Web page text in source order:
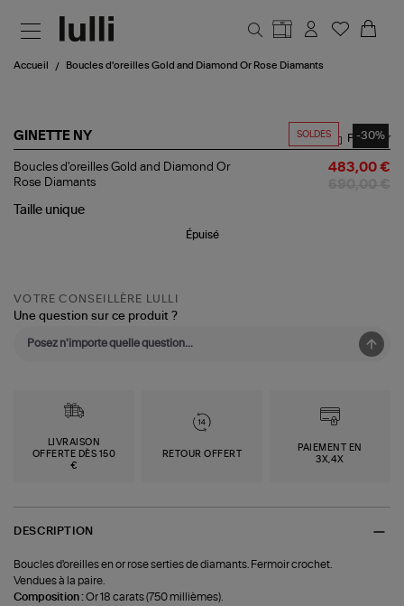
Accueil Boucles d'oreilles Gold and Diamond Or Rose Diamants
SOLDES -30%
GINETTE NY
Boucles
d'oreilles
and
Partager
Boucles d'oreilles Gold and Diamond Or
Rose Diamants
483,00 €
Taille unique
Épuisé
VOTRE CONSEILLÈRE LULLI
Une question sur ce produit ?
LIVRAISON
OFFERTE DÈS 150
€
RETOUR OFFERT
PAIEMENT EN
3X,4X
DESCRIPTION
Boucles d'oreilles en or rose serties de diamants. Fermoir crochet.
Vendues à la paire.
Composition :Or 18 carats (750 millièmes).